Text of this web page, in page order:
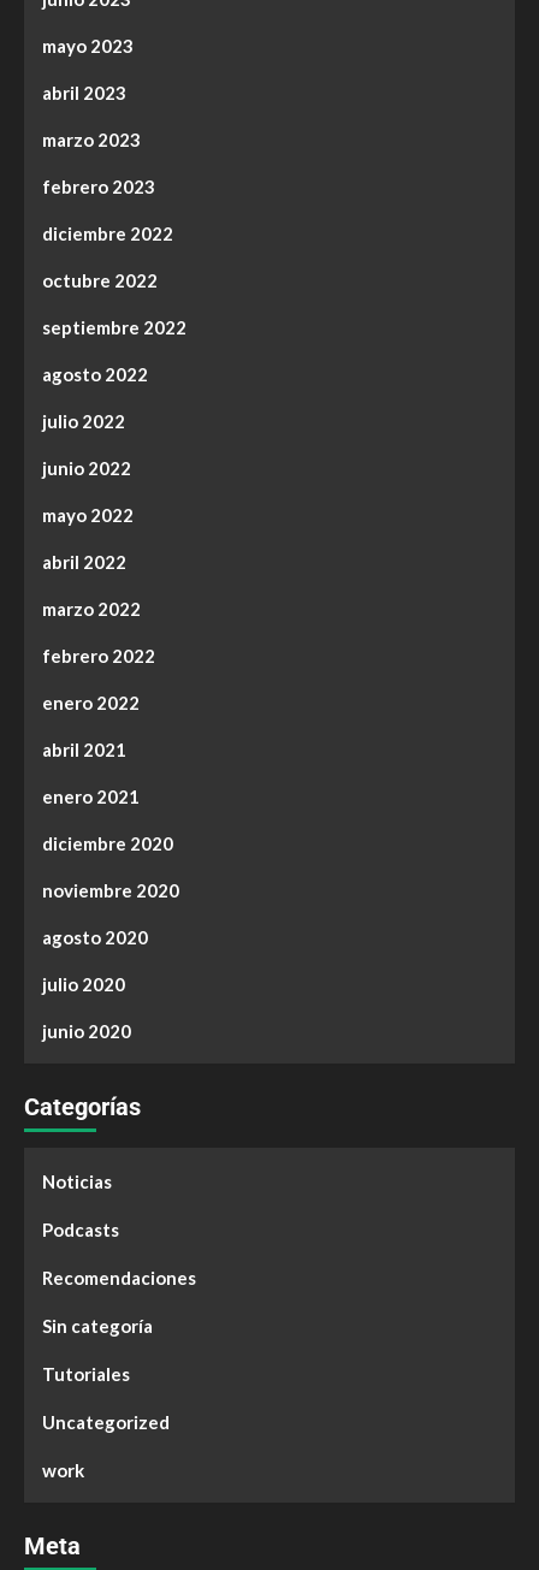
mayo 2023
abril 2023
marzo 2023
febrero 2023
diciembre 2022
octubre 2022
septiembre 2022
agosto 2022
julio 2022
junio 2022
mayo 2022
abril 2022
marzo 2022
febrero 2022
enero 2022
abril 2021
enero 2021
diciembre 2020
noviembre 2020
agosto 2020
julio 2020
junio 2020
Categorías
Noticias
Podcasts
Recomendaciones
Sin categoría
Tutoriales
Uncategorized
work
Meta